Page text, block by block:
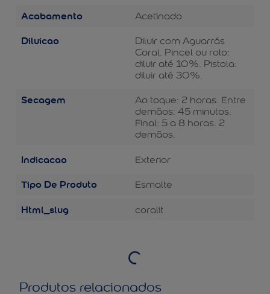
Acabamento Acetinado
Diluicao
Diluir com Aguarrás
Coral. Pincel ou rolo:
diluir até 10%. Pistola:
diluir até 30%.
Secagem
Ao toque: 2 horas. Entre
demãos: 45 minutos.
Final: 5 a 8 horas. 2
demãos.
Indicacao Exterior
Tipo De Produto Esmalte
Html_slug coralit
Produtos relacionados